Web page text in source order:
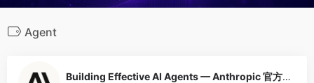
Agent
Building Effective AI Agents — Anthropic 官方 Agent 构建实践指南